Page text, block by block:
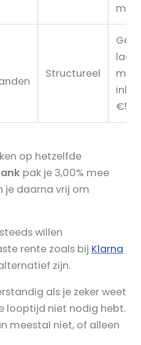
max.
Structureel
lage
op hetzelfde
pak je 3,00% mee
je daarna vrij om
willen
rente zoals bij Klarna
zijn.
als je zeker weet
looptijd niet nodig hebt.
meestal niet, of alleen